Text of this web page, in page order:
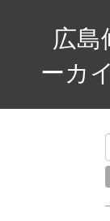
広
ーカ